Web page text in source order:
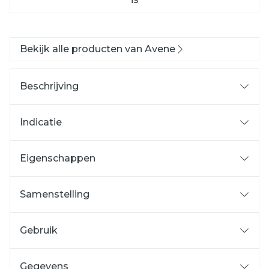
Bekijk alle producten van Avene
Beschrijving
Indicatie
Eigenschappen
Samenstelling
Gebruik
Gegevens